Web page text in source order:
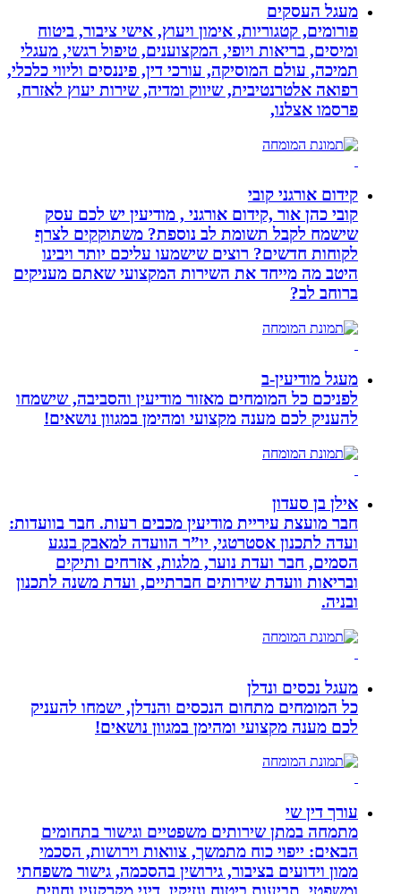
מעגל העסקים
פורומים, קטגוריות, אימון ויעוץ, אישי ציבור, ביטוח
ומיסים, בריאות ויופי, המקצוענים, טיפול רגשי, מעגלי
תמיכה, עולם המוסיקה, עורכי דין, פיננסים וליווי כלכלי,
רפואה אלטרנטיבית, שיווק ומדיה, שירות יעוץ לאזרח,
פרסמו אצלנו,
קידום אורגני קובי
קובי כהן אור ,קידום אורגני , מודיעין יש לכם עסק
שישמח לקבל תשומת לב נוספת? משתוקקים לצרף
לקוחות חדשים? רוצים שישמעו עליכם יותר ויבינו
היטב מה מייחד את השירות המקצועי שאתם מעניקים
ברוחב לב?
מעגל מודיעין-ב
לפניכם כל המומחים מאזור מודיעין והסביבה, שישמחו
להעניק לכם מענה מקצועי ומהימן במגוון נושאים!
אילן בן סעדון
חבר מועצת עיריית מודיעין מכבים רעות. חבר בוועדות:
ועדה לתכנון אסטרטגי, יו”ר הוועדה למאבק בנגע
הסמים, חבר ועדת נוער, מלגות, אזרחים ותיקים
ובריאות וועדת שירותים חברתיים, ועדת משנה לתכנון
מעגל נכסים ונדלן
כל המומחים מתחום הנכסים והנדלן, ישמחו להעניק
לכם מענה מקצועי ומהימן במגוון נושאים!
עורך דין שי
מתמחה במתן שירותים משפטיים וגישור בתחומים
הבאים: ייפוי כוח מתמשך, צוואות וירושות, הסכמי
ממון וידועים בציבור, גירושין בהסכמה, גישור משפחתי